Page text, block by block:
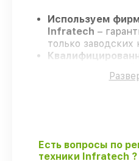
Используем
Infratech –
только
обеспечивает
без задержек.
Официальная
Есть вопросы по
техники Infratech ?